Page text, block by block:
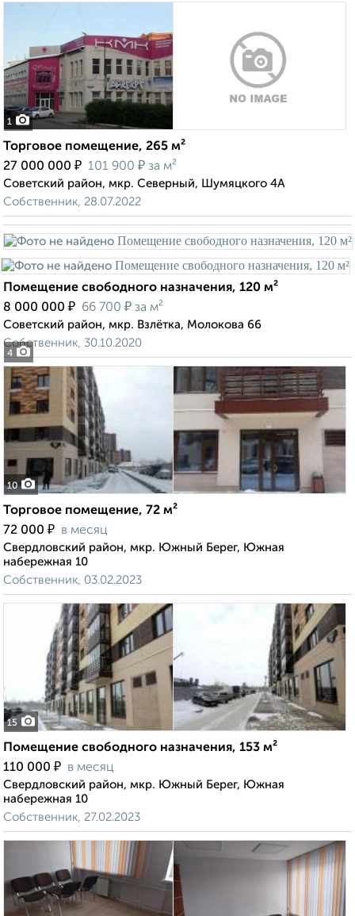
1
Торговое помещение, 265 м²
27 000 000 ₽ 101 900 ₽ за м²
Советский район, мкр. Северный, Шумяцкого 4А
Собственник, 28.07.2022
4
Помещение свободного назначения, 120 м²
8 000 000 ₽ 66 700 ₽ за м²
Советский район, мкр. Взлётка, Молокова 66
Собственник, 30.10.2020
10
Торговое помещение, 72 м²
72 000 ₽ в месяц
Свердловский район, мкр. Южный Берег, Южная
набережная 10
Собственник, 03.02.2023
15
Помещение свободного назначения, 153 м²
110 000 ₽ в месяц
Свердловский район, мкр. Южный Берег, Южная
набережная 10
Собственник, 27.02.2023